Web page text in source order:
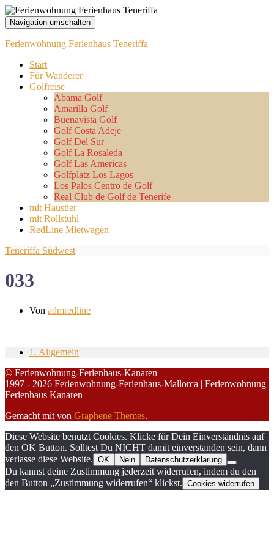
Navigation umschalten
Ferienwohnung Ferienhaus Teneriffa
Start
Für Wanderer
Golfreise
Abama Golf
Amarilla Golf
Buenavista Golf
Golf Costa Adeje
Golf Del Sur
Golf La Rosaleda
Golf Las Americas
Golfplatz Los Lagos
Los Palos Centro de Golf
Real Club de Golf de Tenerife
mit Haustier
mit Rollstuhl
RedLine Mietwagen
Teneriffa Südwest
033
Von admredline
1. Allgemein
© Ferienwohnung-Ferienhaus-Kanaren
1997 - 2026 Ferienwohnung-Ferienhaus-Mallorca | Ferienwohnung
Ferienhaus Kanaren
Gemacht mit von Graphene Themes.
Diese Website benutzt Cookies. Klicke für Dein Einverständnis auf
den OK Button. Solltest Du NICHT damit einverstanden sein, dann
verlasse diese Website. OK Nein Datenschutzerklärung
Du kannst deine Zustimmung jederzeit widerrufen, indem du den
den Button „Zustimmung widerrufen“ klickst. Cookies widerrufen